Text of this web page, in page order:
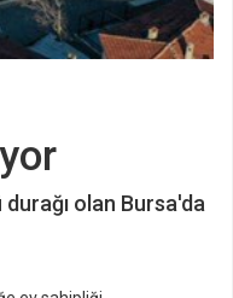
olan Bursa'da